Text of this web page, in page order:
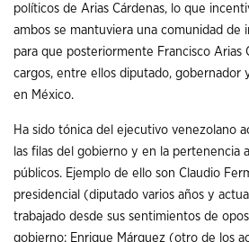
políticos de Arias Cárdenas, lo que
ambos se mantuviera una comunidad de
para que posteriormente Francisco Arias
cargos, entre ellos diputado, gobernador
en México.
Ha sido tónica del ejecutivo venezolano
las filas del gobierno y en la pertenencia
públicos. Ejemplo de ello son Claudio
presidencial (diputado varios años y
trabajado desde sus sentimientos de
gobierno; Enrique Márquez (otro de los